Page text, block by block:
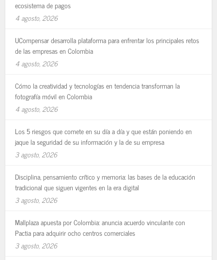
ecosistema de pagos
4 agosto, 2026
UCompensar desarrolla plataforma para enfrentar los principales retos
de las empresas en Colombia
4 agosto, 2026
Cómo la creatividad y tecnologías en tendencia transforman la
fotografía móvil en Colombia
4 agosto, 2026
Los 5 riesgos que comete en su día a día y que están poniendo en
jaque la seguridad de su información y la de su empresa
3 agosto, 2026
Disciplina, pensamiento crítico y memoria: las bases de la educación
tradicional que siguen vigentes en la era digital
3 agosto, 2026
Mallplaza apuesta por Colombia: anuncia acuerdo vinculante con
Pactia para adquirir ocho centros comerciales
3 agosto, 2026